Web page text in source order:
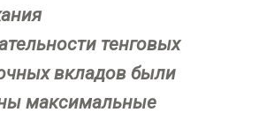
тенговых
вкладов были
максимальные